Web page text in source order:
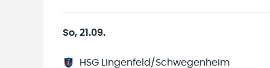
So, 21.09.
HSG Lingenfeld/Schwegenheim